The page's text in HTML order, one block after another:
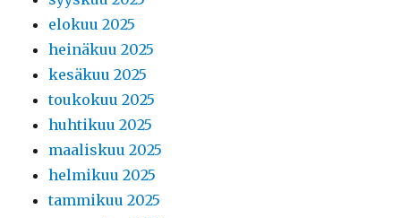
elokuu 2025
heinäkuu 2025
kesäkuu 2025
toukokuu 2025
huhtikuu 2025
maaliskuu 2025
helmikuu 2025
tammikuu 2025